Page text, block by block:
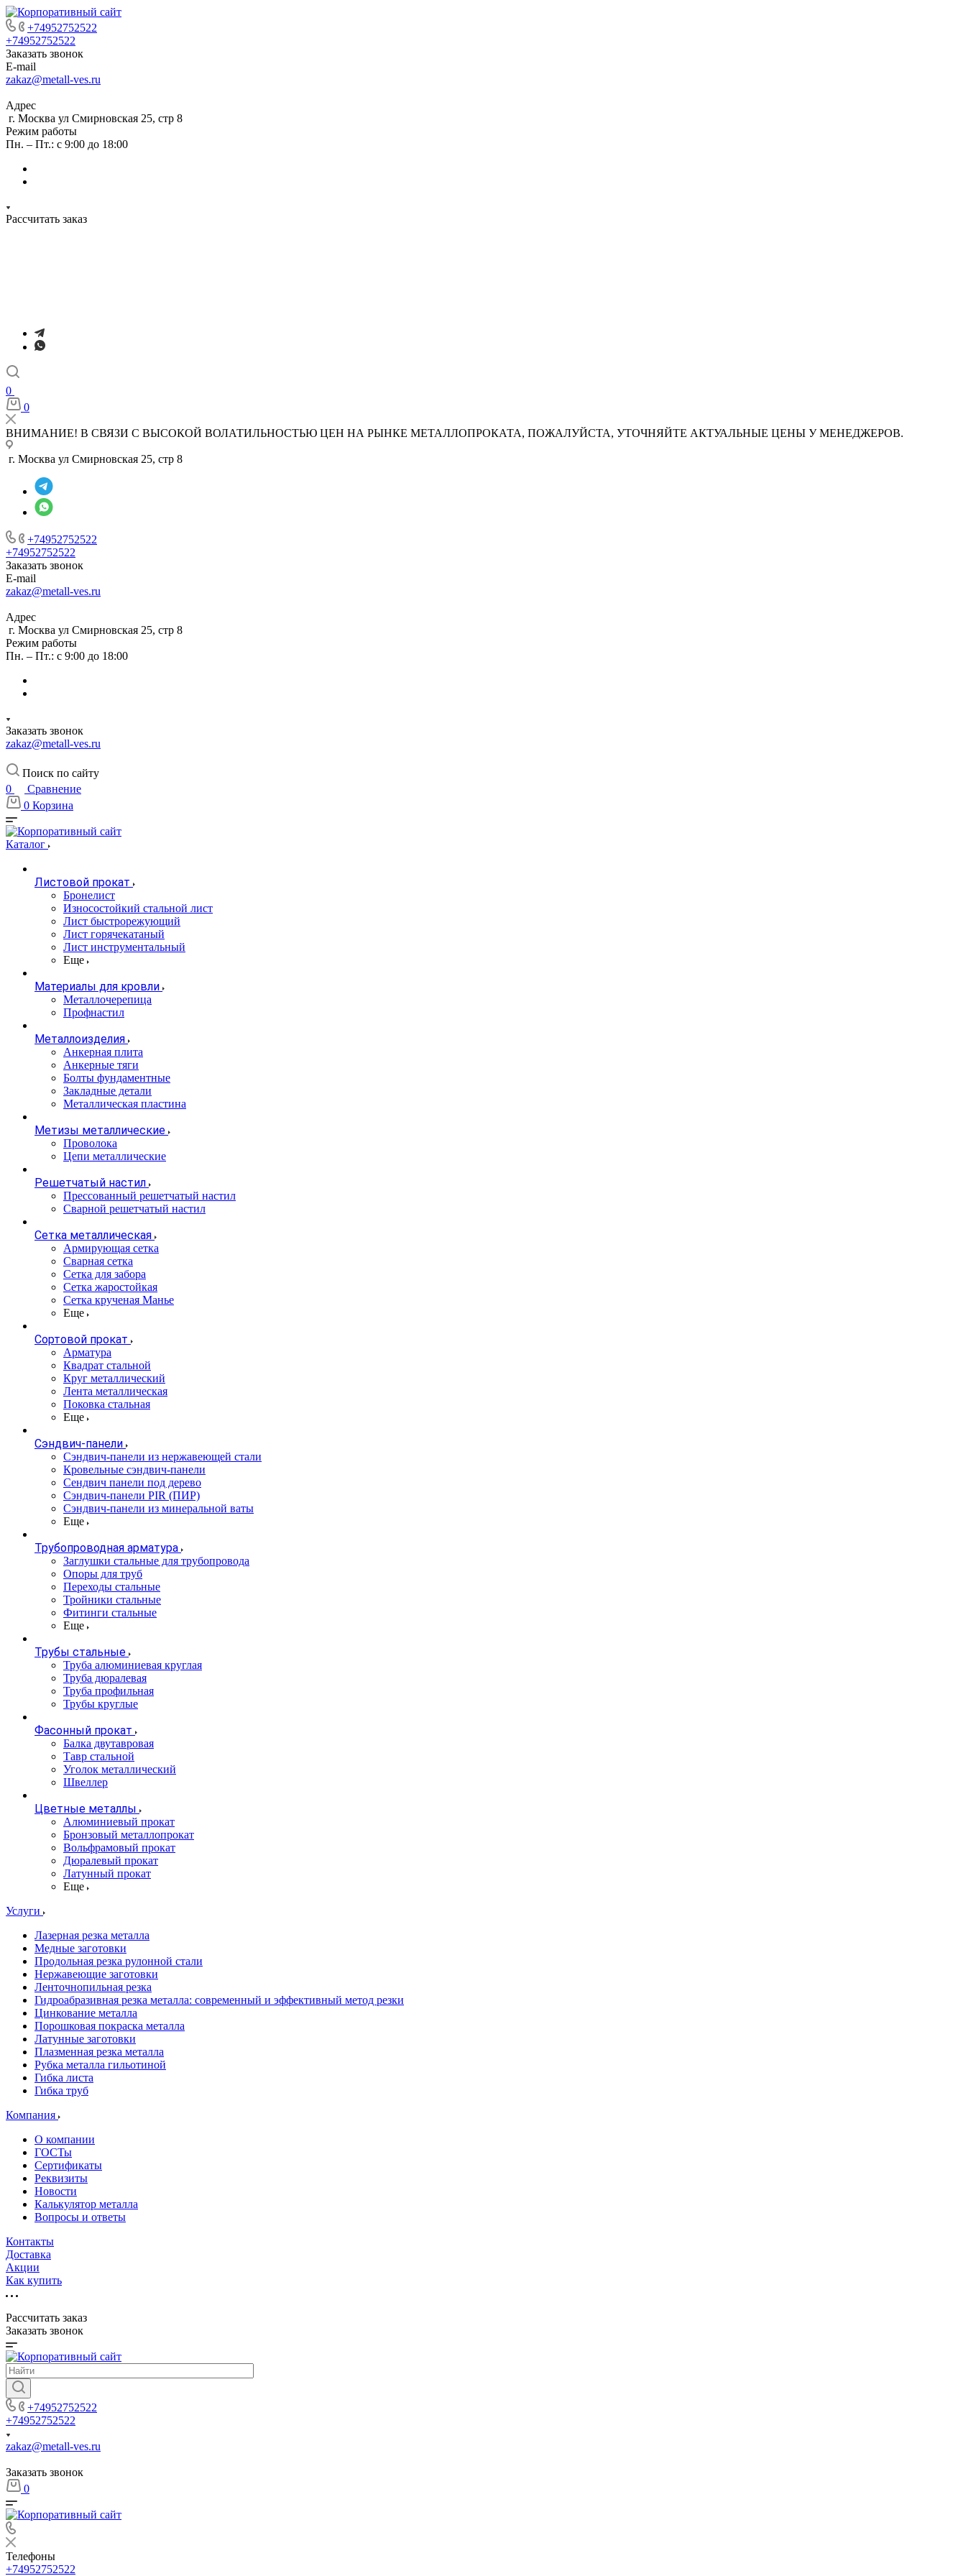
+74952752522
+74952752522
Заказать звонок
E-mail
zakaz@metall-ves.ru
Адрес
г. Москва ул Смирновская 25, стр 8
Режим работы
Пн. – Пт.: с 9:00 до 18:00
Рассчитать заказ
0
0
ВНИМАНИЕ! В СВЯЗИ С ВЫСОКОЙ ВОЛАТИЛЬНОСТЬЮ ЦЕН НА РЫНКЕ МЕТАЛЛОПРОКАТА, ПОЖАЛУЙСТА, УТОЧНЯЙТЕ АКТУАЛЬНЫЕ ЦЕНЫ У МЕНЕДЖЕРОВ.
г. Москва ул Смирновская 25, стр 8
+74952752522
+74952752522
Заказать звонок
E-mail
zakaz@metall-ves.ru
Адрес
г. Москва ул Смирновская 25, стр 8
Режим работы
Пн. – Пт.: с 9:00 до 18:00
Заказать звонок
zakaz@metall-ves.ru
Поиск по сайту
0
Сравнение
0 Корзина
Каталог
Листовой прокат
Бронелист
Износостойкий стальной лист
Лист быстрорежующий
Лист горячекатаный
Лист инструментальный
Еще
Материалы для кровли
Металлочерепица
Профнастил
Металлоизделия
Анкерная плита
Анкерные тяги
Болты фундаментные
Закладные детали
Металлическая пластина
Метизы металлические
Проволока
Цепи металлические
Решетчатый настил
Прессованный решетчатый настил
Сварной решетчатый настил
Сетка металлическая
Армирующая сетка
Сварная сетка
Сетка для забора
Сетка жаростойкая
Сетка крученая Манье
Еще
Сортовой прокат
Арматура
Квадрат стальной
Круг металлический
Лента металлическая
Поковка стальная
Еще
Сэндвич-панели
Cэндвич-панели из нержавеющей стали
Кровельные сэндвич-панели
Сендвич панели под дерево
Сэндвич-панели PIR (ПИР)
Сэндвич-панели из минеральной ваты
Еще
Трубопроводная арматура
Заглушки стальные для трубопровода
Опоры для труб
Переходы стальные
Тройники стальные
Фитинги стальные
Еще
Трубы стальные
Труба алюминиевая круглая
Труба дюралевая
Труба профильная
Трубы круглые
Фасонный прокат
Балка двутавровая
Тавр стальной
Уголок металлический
Швеллер
Цветные металлы
Алюминиевый прокат
Бронзовый металлопрокат
Вольфрамовый прокат
Дюралевый прокат
Латунный прокат
Еще
Услуги
Лазерная резка металла
Медные заготовки
Продольная резка рулонной стали
Нержавеющие заготовки
Ленточнопильная резка
Гидроабразивная резка металла: современный и эффективный метод резки
Цинкование металла
Порошковая покраска металла
Латунные заготовки
Плазменная резка металла
Рубка металла гильотиной
Гибка листа
Гибка труб
Компания
О компании
ГОСТы
Сертификаты
Реквизиты
Новости
Калькулятор металла
Вопросы и ответы
Контакты
Доставка
Акции
Как купить
Рассчитать заказ
Заказать звонок
+74952752522
+74952752522
zakaz@metall-ves.ru
Заказать звонок
0
Телефоны
+74952752522